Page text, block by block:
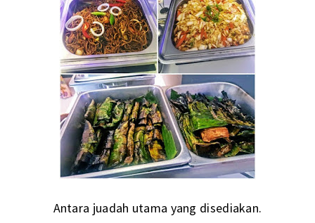
Antara juadah utama yang disediakan.